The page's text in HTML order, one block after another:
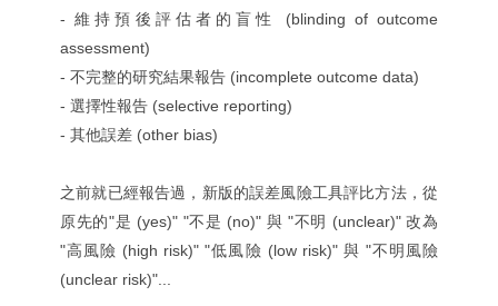
- 維持預後評估者的盲性 (blinding of outcome
assessment)
- 不完整的研究結果報告 (incomplete outcome data)
- 選擇性報告 (selective reporting)
- 其他誤差 (other bias)
之前就已經報告過，新版的誤差風險工具評比方法，從
原先的"是 (yes)" "不是 (no)" 與 "不明 (unclear)" 改為
"高風險 (high risk)" "低風險 (low risk)" 與 "不明風險
(unclear risk)"...